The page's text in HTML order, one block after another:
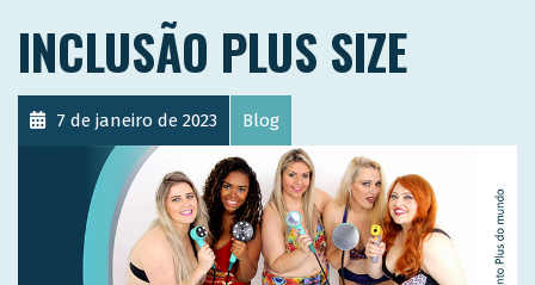
INCLUSÃO PLUS SIZE
7 de janeiro de 2023 Blog